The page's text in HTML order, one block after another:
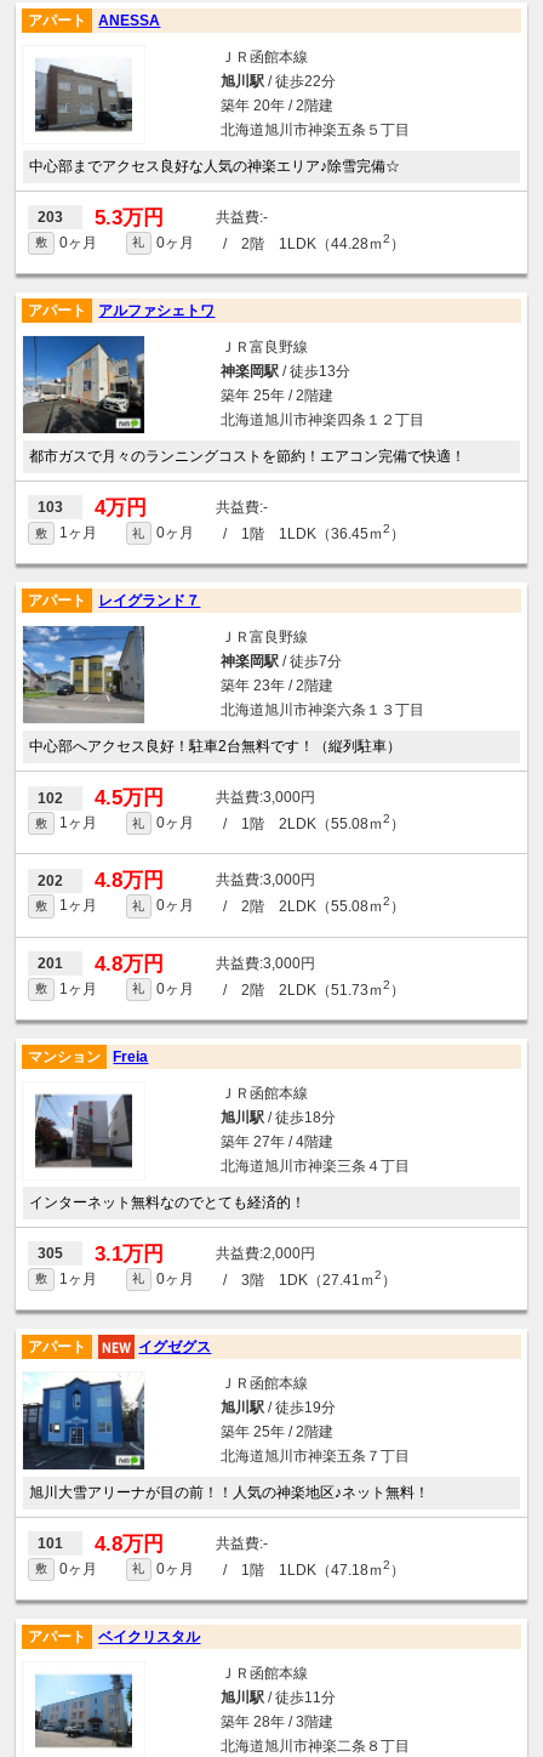
アパート ANESSA
ＪＲ函館本線
旭川駅/ 徒歩22分
築年 20年 / 2階建
北海道旭川市神楽五条５丁目
中心部までアクセス良好な人気の神楽エリア♪除雪完備☆
203 5.3万円 -
敷 0ヶ月 礼 0ヶ月 / 2階 1LDK（44.28ｍ2 ）
アパート アルファシェトワ
ＪＲ富良野線
神楽岡駅/ 徒歩13分
築年 25年 / 2階建
北海道旭川市神楽四条１２丁目
都市ガスで月々のランニングコストを節約！エアコン完備で快適！
103 4万円 -
敷 1ヶ月 礼 0ヶ月 / 1階 1LDK（36.45ｍ2 ）
アパート レイグランド７
ＪＲ富良野線
神楽岡駅/ 徒歩7分
築年 23年 / 2階建
北海道旭川市神楽六条１３丁目
中心部へアクセス良好！駐車2台無料です！（縦列駐車）
102 4.5万円 3,000円
敷 1ヶ月 礼 0ヶ月 / 1階 2LDK（55.08ｍ2 ）
202 4.8万円 3,000円
敷 1ヶ月 礼 0ヶ月 / 2階 2LDK（55.08ｍ2 ）
201 4.8万円 3,000円
敷 1ヶ月 礼 0ヶ月 / 2階 2LDK（51.73ｍ2 ）
マンション Freia
ＪＲ函館本線
旭川駅/ 徒歩18分
築年 27年 / 4階建
北海道旭川市神楽三条４丁目
インターネット無料なのでとても経済的！
305 3.1万円 2,000円
敷 1ヶ月 礼 0ヶ月 / 3階 1DK（27.41ｍ2 ）
アパート イグゼグス
ＪＲ函館本線
旭川駅/ 徒歩19分
築年 25年 / 2階建
北海道旭川市神楽五条７丁目
旭川大雪アリーナが目の前！！人気の神楽地区♪ネット無料！
101 4.8万円 -
敷 0ヶ月 礼 0ヶ月 / 1階 1LDK（47.18ｍ2 ）
アパート ベイクリスタル
ＪＲ函館本線
旭川駅/ 徒歩11分
築年 28年 / 3階建
北海道旭川市神楽二条８丁目